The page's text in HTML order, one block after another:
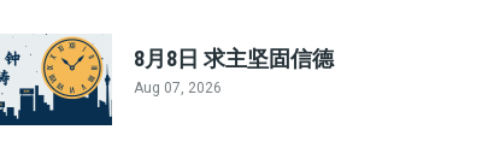
8月8日 求主坚固信德
Aug 07, 2026